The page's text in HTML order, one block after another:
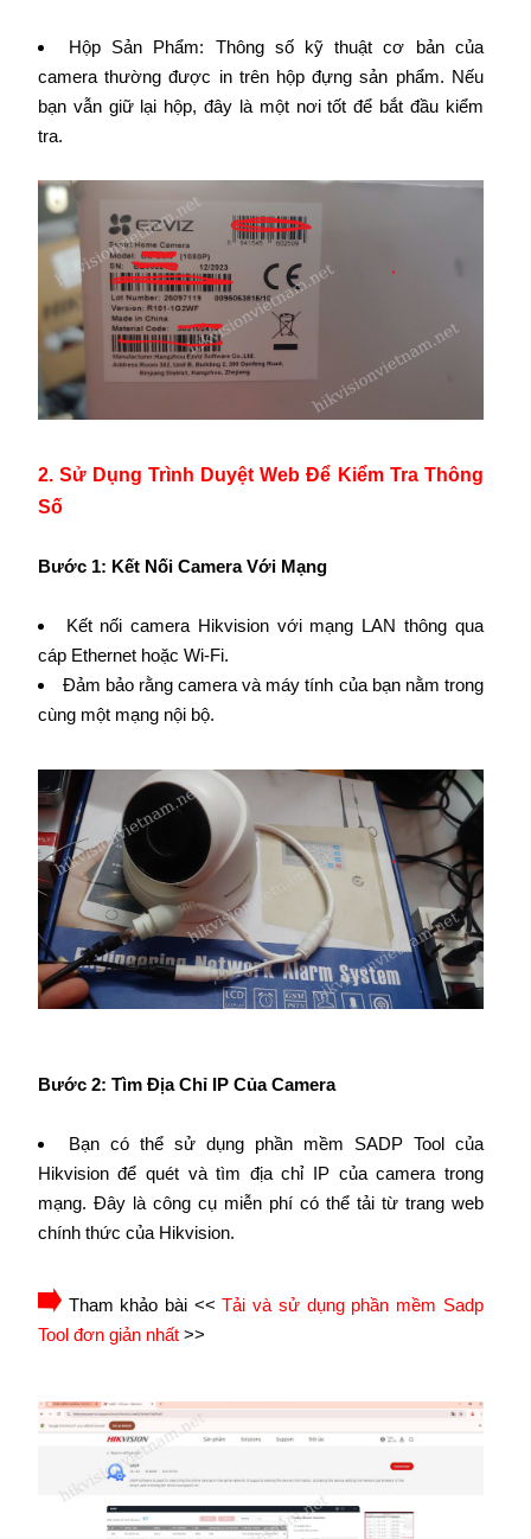
Hộp Sản Phẩm: Thông số kỹ thuật cơ bản của
camera thường được in trên hộp đựng sản phẩm. Nếu
bạn vẫn giữ lại hộp, đây là một nơi tốt để bắt đầu kiểm
tra.
2. Sử Dụng Trình Duyệt Web Để Kiểm Tra Thông
Số
Bước 1: Kết Nối Camera Với Mạng
Kết nối camera Hikvision với mạng LAN thông qua
cáp Ethernet hoặc Wi-Fi.
Đảm bảo rằng camera và máy tính của bạn nằm trong
cùng một mạng nội bộ.
Bước 2: Tìm Địa Chỉ IP Của Camera
Bạn có thể sử dụng phần mềm SADP Tool của
Hikvision để quét và tìm địa chỉ IP của camera trong
mạng. Đây là công cụ miễn phí có thể tải từ trang web
chính thức của Hikvision.
Tham khảo bài <<Tải và sử dụng phần mềm Sadp
Tool đơn giản nhất>>